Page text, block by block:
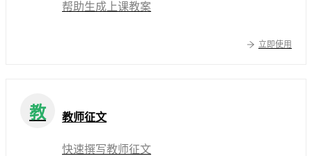
帮助生成上课教案
立即使用
教 教师征文
快速撰写教师征文